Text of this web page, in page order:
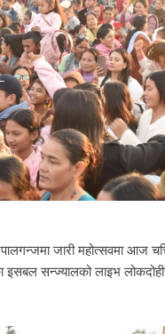
जारी महोत्सवमा आज
इसबल सन्ज्यालको लाइभ